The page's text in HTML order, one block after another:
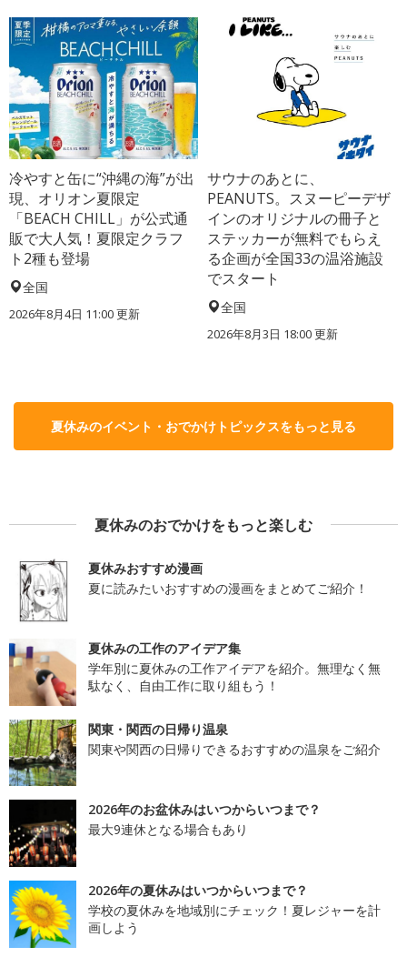
冷やすと缶に“沖縄の海”が出
現、オリオン夏限定
「BEACH CHILL」が公式通
販で大人気！夏限定クラフ
ト2種も登場
全国
2026年8月4日 11:00更新
サウナのあとに、
PEANUTS。スヌーピーデザ
インのオリジナルの冊子と
ステッカーが無料でもらえ
る企画が全国33の温浴施設
でスタート
全国
2026年8月3日 18:00更新
夏休みのイベント・おでかけトピックスをもっと見る
夏休みのおでかけをもっと楽しむ
夏休みおすすめ漫画
夏に読みたいおすすめの漫画をまとめてご紹介！
夏休みの工作のアイデア集
学年別に夏休みの工作アイデアを紹介。無理なく無
駄なく、自由工作に取り組もう！
関東・関西の日帰り温泉
関東や関西の日帰りできるおすすめの温泉をご紹介
2026年のお盆休みはいつからいつまで？
最大9連休となる場合もあり
2026年の夏休みはいつからいつまで？
学校の夏休みを地域別にチェック！夏レジャーを計
画しよう